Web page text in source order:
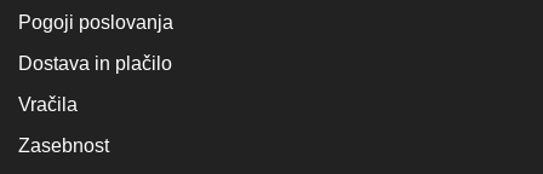
Pogoji poslovanja
Dostava in plačilo
Vračila
Zasebnost